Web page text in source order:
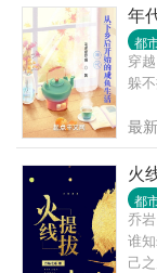
二
过
缉
媒
安
徒
户
秋
是
年
都
穿
躲
最
火
都
乔
谁
己